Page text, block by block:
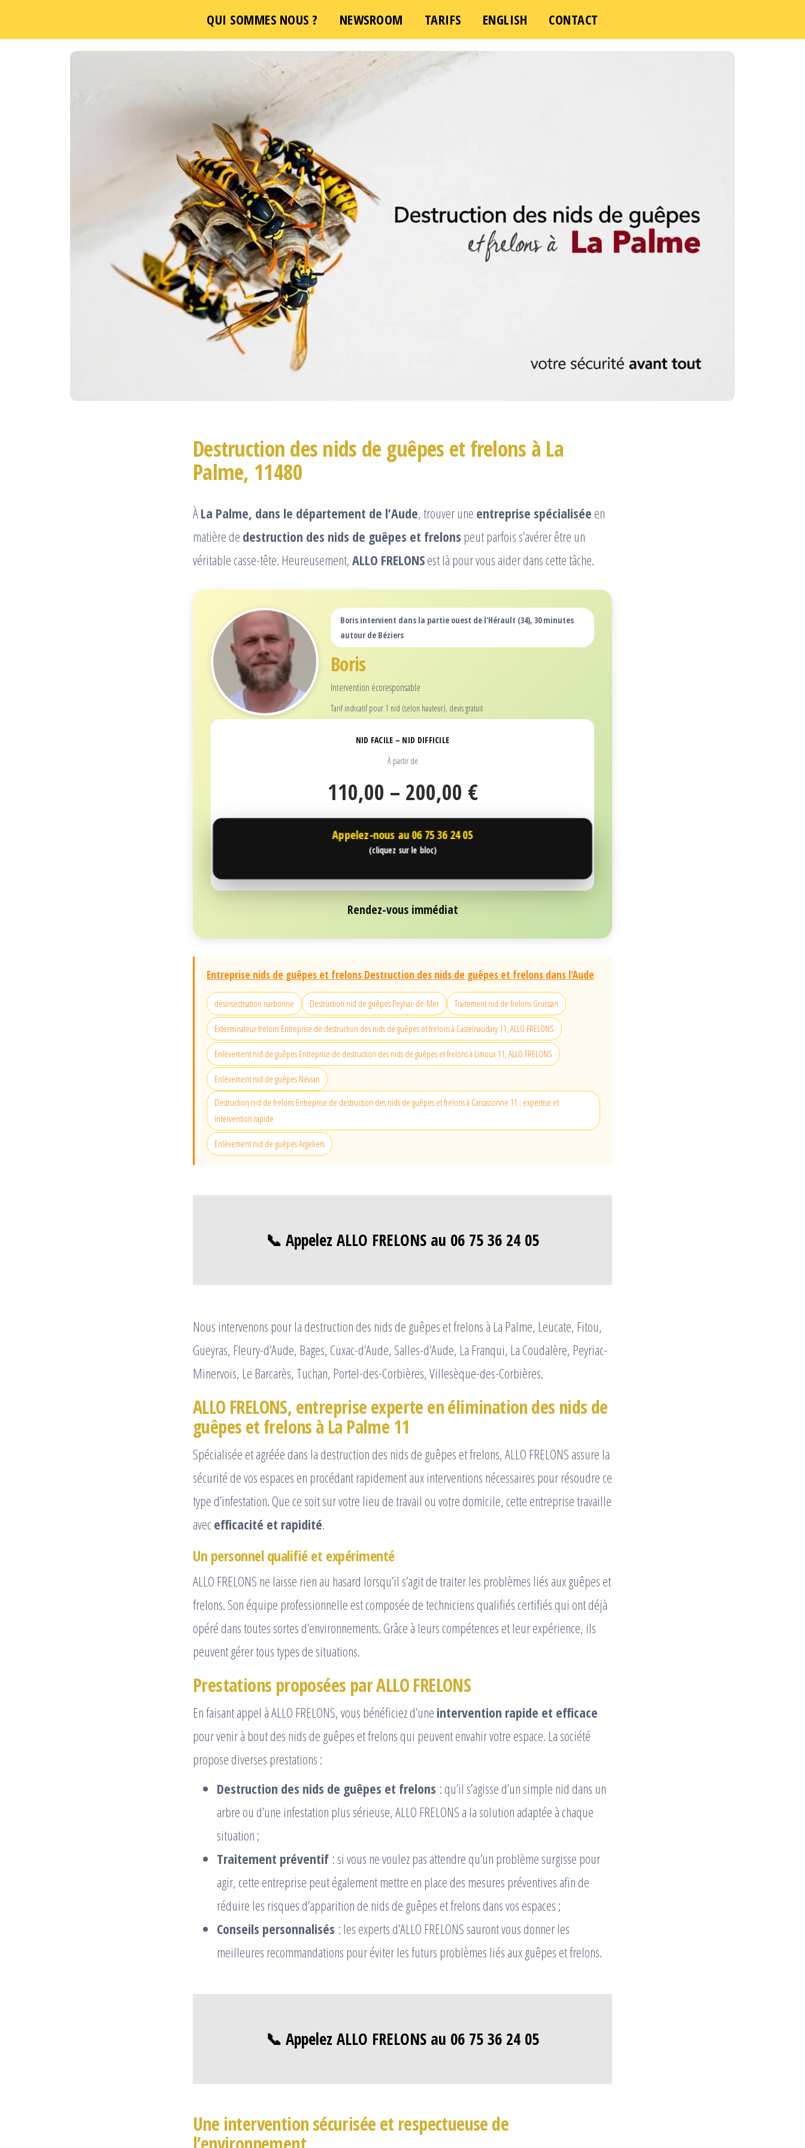
QUI SOMMES NOUS ? NEWSROOM TARIFS ENGLISH
CONTACT
Passer
Destruction des nids de guêpes et frelons à La
Palme, 11480
ÀLa Palme, dans le département de l’Aude, trouver une entreprise spécialisée en
matière de destruction des nids de guêpes et frelons peut parfois s’avérer être un
véritable casse-tête. Heureusement,ALLO FRELONSest là pour vous aider dans cette tâche.
Boris intervient dans la partie ouest de l'Hérault (34), 30 minutes
autour de Béziers
Boris
Intervention écoresponsable
Tarif indicatif pour 1 nid (selon hauteur), devis gratuit
NID FACILE – NID DIFFICILE
À partir de
110,00 – 200,00 €
Appelez-nous au06 75 36 24 05
(cliquez sur le bloc)
Rendez-vous immédiat
Entreprise nids de guêpes et frelons Destruction des nids de guêpes et frelons dans l'Aude
désinsectisation narbonne Destruction nid de guêpes Peyriac-de-Mer Traitement nid de frelons Gruissan
Exterminateur frelons Entreprise de destruction des nids de guêpes et frelons à Castelnaudary 11, ALLO FRELONS
Enlèvement nid de guêpes Entreprise de destruction des nids de guêpes et frelons à Limoux 11, ALLO FRELONS
Enlèvement nid de guêpes Névian
Destruction nid de frelons Entreprise de destruction des nids de guêpes et frelons à Carcassonne 11 : expertise et
intervention rapide
Enlèvement nid de guêpes Argeliers
📞 Appelez ALLO FRELONS au 06 75 36 24 05
Nous intervenons pour la destruction des nids de guêpes et frelons à La Palme, Leucate, Fitou,
Gueyras, Fleury-d’Aude, Bages, Cuxac-d’Aude, Salles-d’Aude, La Franqui, La Coudalère, Peyriac-
Minervois, Le Barcarès, Tuchan, Portel-des-Corbières, Villesèque-des-Corbières.
ALLO FRELONS, entreprise experte en élimination des nids de
guêpes et frelons à La Palme 11
Spécialisée et agréée dans la destruction des nids de guêpes et frelons, ALLO FRELONS assure la
sécurité de vos espaces en procédant rapidement aux interventions nécessaires pour résoudre ce
type d’infestation. Que ce soit sur votre lieu de travail ou votre domicile, cette entreprise travaille
avec efficacité et rapidité.
Un personnel qualifié et expérimenté
ALLO FRELONS ne laisse rien au hasard lorsqu’il s’agit de traiter les problèmes liés aux guêpes et
frelons. Son équipe professionnelle est composée de techniciens qualifiés certifiés qui ont déjà
opéré dans toutes sortes d’environnements. Grâce à leurs compétences et leur expérience, ils
peuvent gérer tous types de situations.
Prestations proposées par ALLO FRELONS
En faisant appel à ALLO FRELONS, vous bénéficiez d’une intervention rapide et efficace
pour venir à bout des nids de guêpes et frelons qui peuvent envahir votre espace. La société
propose diverses prestations :
Destruction des nids de guêpes et frelons : qu’il s’agisse d’un simple nid dans un
arbre ou d’une infestation plus sérieuse, ALLO FRELONS a la solution adaptée à chaque
situation ;
Traitement préventif : si vous ne voulez pas attendre qu’un problème surgisse pour
agir, cette entreprise peut également mettre en place des mesures préventives afin de
réduire les risques d’apparition de nids de guêpes et frelons dans vos espaces ;
Conseils personnalisés : les experts d’ALLO FRELONS sauront vous donner les
meilleures recommandations pour éviter les futurs problèmes liés aux guêpes et frelons.
📞 Appelez ALLO FRELONS au 06 75 36 24 05
Une intervention sécurisée et respectueuse de
Une demande d'intervention – Une question ?Cliquez ICI